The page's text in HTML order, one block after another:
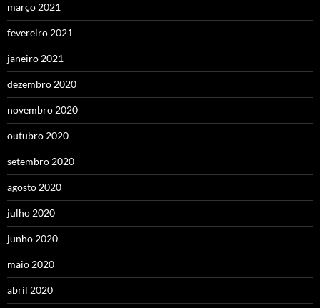
março 2021
fevereiro 2021
janeiro 2021
dezembro 2020
novembro 2020
outubro 2020
setembro 2020
agosto 2020
julho 2020
junho 2020
maio 2020
abril 2020